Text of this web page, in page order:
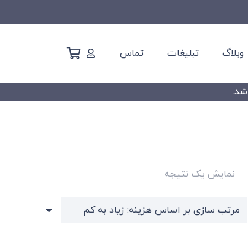
وبلاگ تبلیغات تماس
نمایش یک نتیجه